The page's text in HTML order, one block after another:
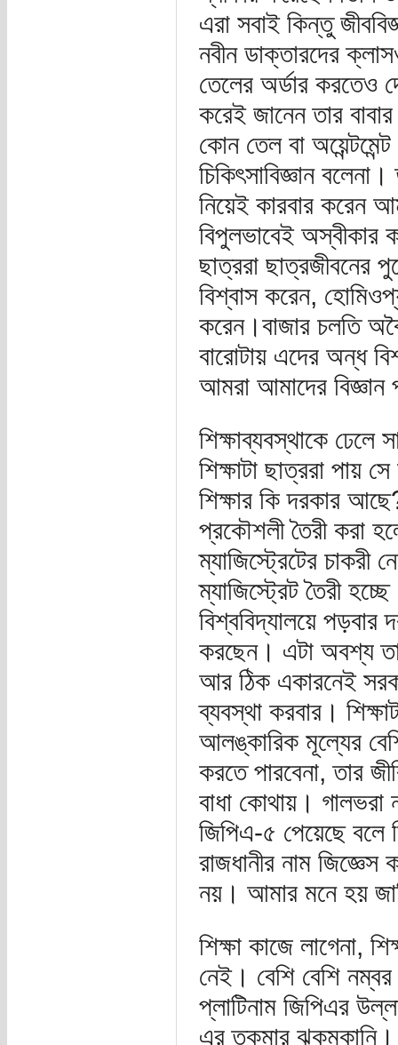
এরা সবাই কিন্তু
নবীন ডাক্তারদের
তেলের অর্ডার করতেও
করেই জানেন তার
কোন তেল বা
চিকিৎসাবিজ্ঞান
নিয়েই কারবার করেন
বিপুলভাবেই অস্বীকার
ছাত্ররা ছাত্রজীবনের
বিশ্বাস করেন,
করেন।বাজার চলতি
বারোটায় এদের অন্ধ
আমরা আমাদের বিজ্ঞান
শিক্ষাব্যবস্থাকে
শিক্ষাটা ছাত্ররা পায়
শিক্ষার কি দরকার
প্রকৌশলী তৈরী করা
ম্যাজিস্ট্রেটের
ম্যাজিস্ট্রেট তৈরী
বিশ্ববিদ্যালয়ে পড়বার
করছেন। এটা অবশ্য
আর ঠিক একারনেই
ব্যবস্থা করবার।
আলঙ্কারিক মূল্যের
করতে পারবেনা, তার
বাধা কোথায়।
জিপিএ-৫ পেয়েছে বলে
রাজধানীর নাম
নয়। আমার মনে হয়
শিক্ষা কাজে লাগেনা,
নেই। বেশি বেশি
প্লাটিনাম জিপিএর
এর তকমার